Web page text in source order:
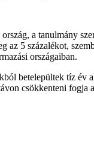
a tanulmány
5 százalékot,
országaiban.
betelepültek tíz év
csökkenteni fogja